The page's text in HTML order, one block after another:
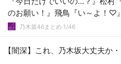
のお願い！』飛鳥『い～よ！♡
んご軍団ライブ／松村沙友理
乃木坂46まとめ 1/46
【闇深】これ、乃木坂大丈夫か